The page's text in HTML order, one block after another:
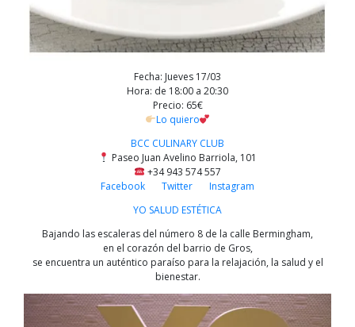
Fecha: Jueves 17/03
Hora: de 18:00 a 20:30
Precio: 65€
Lo quiero
BCC CULINARY CLUB
Paseo Juan Avelino Barriola, 101
+34 943 574 557
Facebook
Twitter
Instagram
YO SALUD ESTÉTICA
Bajando las escaleras del número 8 de la calle Bermingham,
en el corazón del barrio de Gros,
se encuentra un auténtico paraíso para la relajación, la salud y el
bienestar.